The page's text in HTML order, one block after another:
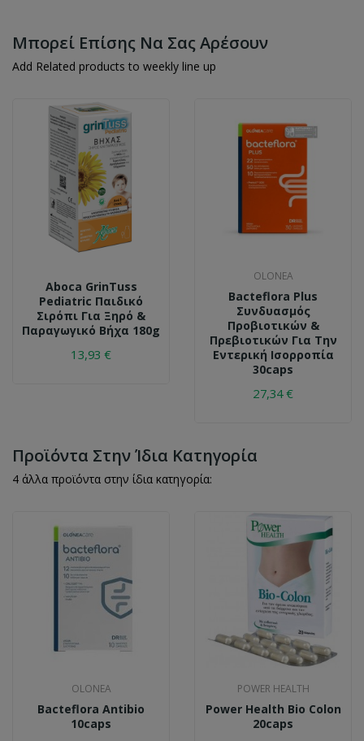
Μπορεί Επίσης Να Σας Αρέσουν
Add Related products to weekly line up
Aboca GrinTuss
Pediatric Παιδικό
Σιρόπι Για Ξηρό &
Παραγωγικό Βήχα 180g
13,93 €
OLONEA
Bacteflora Plus
Συνδυασμός
Προβιοτικών &
Πρεβιοτικών Για Την
Εντερική Ισορροπία
30caps
27,34 €
Προϊόντα Στην Ίδια Κατηγορία
4 άλλα προϊόντα στην ίδια κατηγορία:
OLONEA
Bacteflora Antibio
10caps
POWER HEALTH
Power Health Bio Colon
20caps